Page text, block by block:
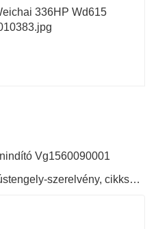
Vg1560090001
következő : Sinotruk forgattyústengely-szerelvény, cikkszám: Az1246020014